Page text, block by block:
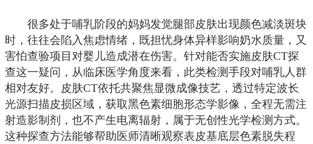
很多处于哺乳阶段的妈妈发觉腿部皮肤出现颜色减淡斑块
时，往往会陷入焦虑情绪，既担忧身体异样影响奶水质量，又
害怕查验项目对婴儿造成潜在伤害。针对能否实施皮肤CT探
查这一疑问，从临床医学角度来看，此类检测手段对哺乳人群
相对友好。皮肤CT依托共聚焦显微成像技艺，透过特定波长
光源扫描皮损区域，获取黑色素细胞形态学影像，全程无需注
射造影制剂，也不产生电离辐射，属于无创性光学检测方式。
这种探查方法能够帮助医师清晰观察表皮基底层色素脱失程